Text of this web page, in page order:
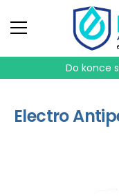
Do konce
Electro